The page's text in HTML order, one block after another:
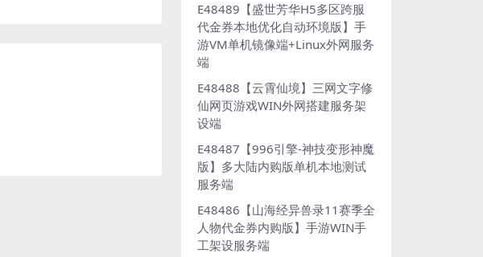
E48489【盛世芳华H5多区跨服
代金券本地优化自动环境版】手
游VM单机镜像端+Linux外网服务
端
E48488【云霄仙境】三网文字修
仙网页游戏WIN外网搭建服务架
设端
E48487【996引擎-神技变形神魔
版】多大陆内购版单机本地测试
服务端
E48486【山海经异兽录11赛季全
人物代金券内购版】手游WIN手
工架设服务端